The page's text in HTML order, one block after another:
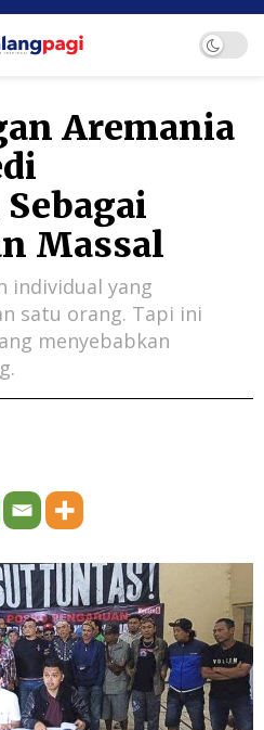
Aremania
Massal
individual yang
satu orang. Tapi ini
menyebabkan